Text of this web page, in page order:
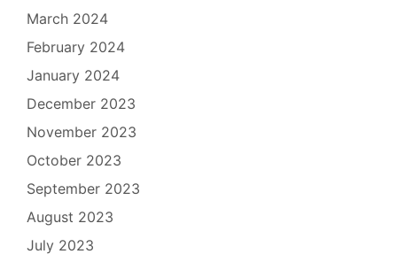
March 2024
February 2024
January 2024
December 2023
November 2023
October 2023
September 2023
August 2023
July 2023